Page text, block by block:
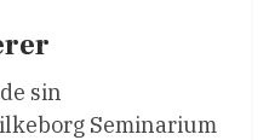
sin
Seminarium